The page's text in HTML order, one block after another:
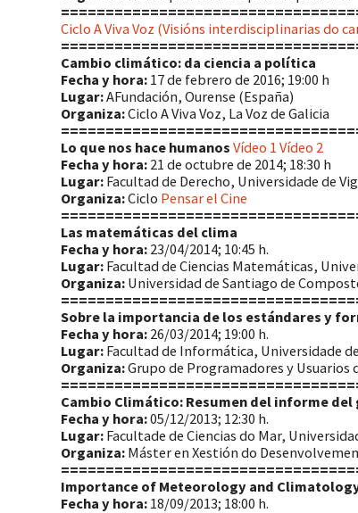
Ciclo A Viva Voz (Visións interdisciplinarias do
Cambio climático: da ciencia a política
Fecha y hora:17 de febrero de 2016; 19:00 h
Lugar:AFundación, Ourense (España)
Organiza:Ciclo A Viva Voz, La Voz de Galicia
Lo que nos hace humanos Vídeo 1 Vídeo 2
Fecha y hora:21 de octubre de 2014; 18:30 h
Lugar:Facultad de Derecho, Universidade de
Organiza:Ciclo Pensar el Cine
Las matemáticas del clima
Fecha y hora:23/04/2014; 10:45 h.
Lugar:Facultad de Ciencias Matemáticas,
Organiza:Universidad de Santiago de
Sobre la importancia de los estándares y
Fecha y hora:26/03/2014; 19:00 h.
Lugar:Facultad de Informática, Universidade de
Organiza:Grupo de Programadores y Usuarios
Cambio Climático: Resumen del informe del
Fecha y hora:05/12/2013; 12:30 h.
Lugar:Facultade de Ciencias do Mar,
Organiza:Máster en Xestión do
Importance of Meteorology and
Fecha y hora:18/09/2013; 18:00 h.